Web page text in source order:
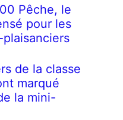
Pêche, le
pour les
de la classe
marqué
la mini-